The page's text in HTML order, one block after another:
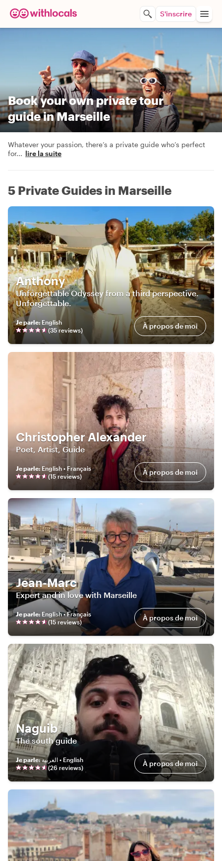
S'inscrire
Book your own private tour
guide in Marseille
Whatever your passion, there’s a private guide who’s perfect
for... lire la suite
5 Private Guides in Marseille
Anthony
Unforgettable Odyssey from a third perspective.
Unforgettable.
Je parle: English
(35 reviews) À propos de moi
Christopher Alexander
Poet, Artist, Guide
Je parle: English • Français
(15 reviews) À propos de moi
Jean-Marc
Expert and in love with Marseille
Je parle: English • Français
(15 reviews) À propos de moi
Naguib
The south guide
Je parle:
العربية • English
(26 reviews) À propos de moi